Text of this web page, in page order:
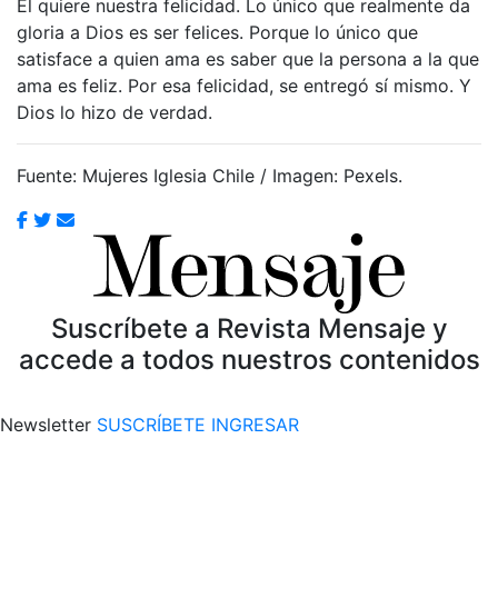
Él quiere nuestra felicidad. Lo único que realmente da
gloria a Dios es ser felices. Porque lo único que
satisface a quien ama es saber que la persona a la que
ama es feliz. Por esa felicidad, se entregó sí mismo. Y
Dios lo hizo de verdad.
Fuente: Mujeres Iglesia Chile / Imagen: Pexels.
Suscríbete a Revista Mensaje y
accede a todos nuestros contenidos
Newsletter SUSCRÍBETE INGRESAR